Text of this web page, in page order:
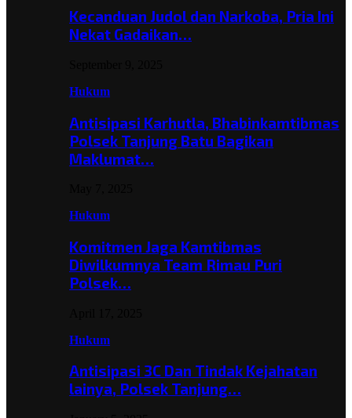
Kecanduan Judol dan Narkoba, Pria Ini
Nekat Gadaikan…
Hukum
Antisipasi Karhutla, Bhabinkamtibmas
Polsek Tanjung Batu Bagikan
Maklumat…
Hukum
Komitmen Jaga Kamtibmas
Diwilkumnya Team Rimau Puri
Polsek…
Hukum
Antisipasi 3C Dan Tindak Kejahatan
lainya, Polsek Tanjung…